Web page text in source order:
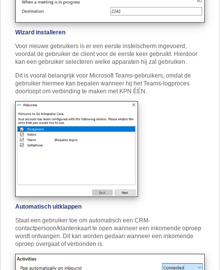
Wizard installeren
Voor nieuwe gebruikers is er een eerste instelscherm ingevoerd,
voordat de gebruiker de client voor de eerste keer gebruikt. Hierdoor
kan een gebruiker selecteren welke apparaten hij zal gebruiken.
Dit is vooral belangrijk voor Microsoft Teams-gebruikers, omdat de
gebruiker hiermee kan bepalen wanneer hij het Teams-logproces
doorloopt om verbinding te maken met KPN ÉÉN.
Automatisch uitklappen
Staat een gebruiker toe om automatisch een CRM-
contactpersoon/klantenkaart te open wanneer een inkomende oproep
wordt ontvangen. Dit kan worden gedaan wanneer een inkomende
oproep overgaat of verbonden is.